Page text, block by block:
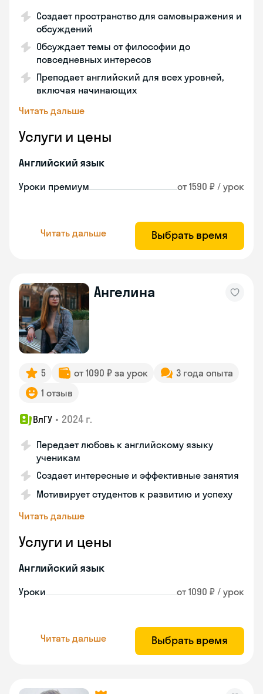
Создает пространство для самовыражения и
обсуждений
Обсуждает темы от философии до
повседневных интересов
Преподает английский для всех уровней,
включая начинающих
Читать дальше
Услуги и цены
Английский язык
Уроки премиум от 1590 ₽ / урок
Читать дальше Выбрать время
Ангелина
5 от 1090 ₽ за урок
3 года опыта
1 отзыв
ВлГУ • 2024 г.
Передает любовь к английскому языку
ученикам
Создает интересные и эффективные занятия
Мотивирует студентов к развитию и успеху
Читать дальше
Услуги и цены
Английский язык
Уроки от 1090 ₽ / урок
Читать дальше Выбрать время